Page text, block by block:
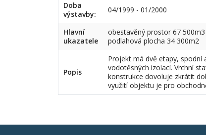
Doba
výstavby:
04/1999 - 01/2000
Hlavní
ukazatele
obestavěný prostor 67 500m3
podlahová plocha 34 300m2
Popis
Projekt má dvě etapy, spodní
vodotěsných izolací. Vrchní
konstrukce dovoluje zkrátit
využití objektu je pro